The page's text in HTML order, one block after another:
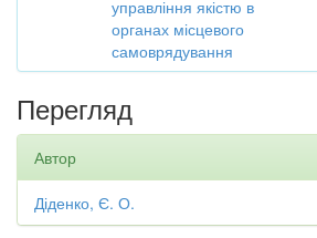
управління якістю в
органах місцевого
самоврядування
Перегляд
Автор
Діденко, Є. О.